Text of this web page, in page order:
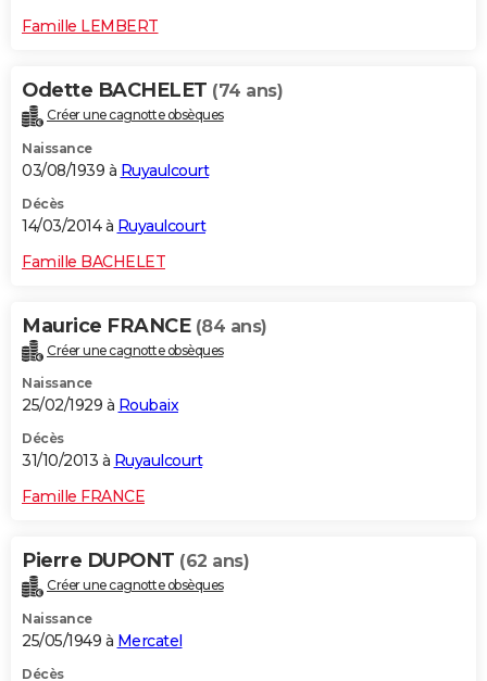
Famille LEMBERT
Odette BACHELET (74 ans)
Créer une cagnotte obsèques
Naissance
03/08/1939 à Ruyaulcourt
Décès
14/03/2014 à Ruyaulcourt
Famille BACHELET
Maurice FRANCE (84 ans)
Créer une cagnotte obsèques
Naissance
25/02/1929 à Roubaix
Décès
31/10/2013 à Ruyaulcourt
Famille FRANCE
Pierre DUPONT (62 ans)
Créer une cagnotte obsèques
Naissance
25/05/1949 à Mercatel
Décès